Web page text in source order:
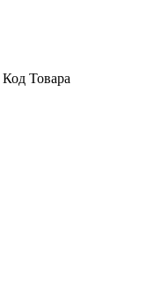
Код Товара